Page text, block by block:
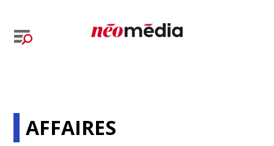
AFFAIRES